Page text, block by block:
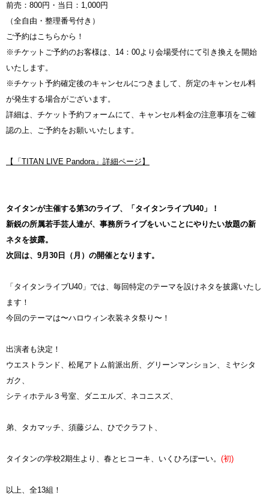
前売：800円・当日：1,000円
（全自由・整理番号付き）
ご予約はこちらから！
※チケットご予約のお客様は、14：00より会場受付にて引き換えを開始
いたします。
※チケット予約確定後のキャンセルにつきまして、所定のキャンセル料
が発生する場合がございます。
詳細は、チケット予約フォームにて、キャンセル料金の注意事項をご確
認の上、ご予約をお願いいたします。
【「TITAN LIVE Pandora」詳細ページ】
タイタンが主催する第3のライブ、「タイタンライブU40」！
新鋭の所属若手芸人達が、事務所ライブをいいことにやりたい放題の新
ネタを披露。
次回は、9月30日（月）の開催となります。
「タイタンライブU40」では、毎回特定のテーマを設けネタを披露いたし
ます！
今回のテーマは〜ハロウィン衣装ネタ祭り〜！
出演者も決定！
ウエストランド、松尾アトム前派出所、グリーンマンション、ミヤシタ
ガク、
シティホテル３号室、ダニエルズ、ネコニスズ、
弟、タカマッチ、須藤ジム、ひでクラフト、
タイタンの学校2期生より、春とヒコーキ、いくひろぼーい。 (初)
以上、全13組！